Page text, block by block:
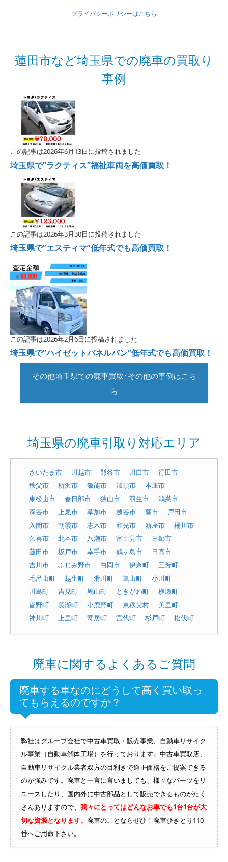
プライバシーポリシーはこちら
蓮田市など埼玉県での廃車の買取り
事例
この記事は2026年6月13日に投稿されました
埼玉県で”ラクティス”福祉車両を高価買取！
この記事は2026年3月30日に投稿されました
埼玉県で”エスティマ”低年式でも高価買取！
この記事は2026年2月6日に投稿されました
埼玉県で”ハイゼットバネルバン”低年式でも高価買取！
その他埼玉県での廃車買取･その他の事例はこち
ら
埼玉県の廃車引取り対応エリア
さいたま市 川越市 熊谷市 川口市
行田市
秩父市
所沢市 飯能市 加須市
本庄市
東松山市
春日部市 狭山市 羽生市
鴻巣市
深谷市
上尾市 草加市 越谷市 蕨市
戸田市
入間市
朝霞市 志木市 和光市 新座市
桶川市
久喜市
北本市 八潮市 富士見市
三郷市
蓮田市
坂戸市 幸手市 鶴ヶ島市
日高市
吉川市
ふじみ野市 白岡市 伊奈町
三芳町
毛呂山町
越生町 滑川町 嵐山町
小川町
川島町
吉見町 鳩山町 ときがわ町
横瀬町
皆野町
長瀞町 小鹿野町 東秩父村
美里町
神川町
上里町 寄居町 宮代町 杉戸町 松伏町
廃車に関するよくあるご質問
廃車する車なのにどうして高く買い取っ
てもらえるのですか？
弊社はグループ会社で中古車買取・販売事業、自動車リサイク
ル事業（自動車解体工場）を行っております。中古車買取店、
自動車リサイクル業者双方の目利きで適正価格をご提案できる
のが強みです。廃車と一言に言いましても、様々なパーツをリ
ユースしたり、国内外に中古部品として販売できるものがたく
さんありますので、 我々にとってはどんなお車でも1台1台が大
切な資源となります。 廃車のことならぜひ！廃車ひきとり110
番へご用命下さい。